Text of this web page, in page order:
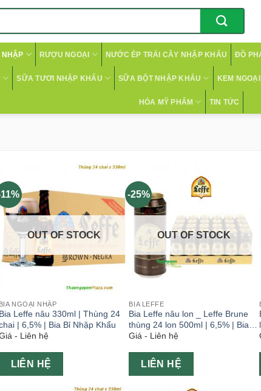
NHẬP RƯỢU NGOẠI NƯỚC ÉP TRÁI CÂY NHẬP KHẨU ĐỒ
SỮA TƯƠI NHẬP KHẨU SỮA BỘT NHẬP KHẨU KEM
HÓA MỸ PHẨM TIN TỨC
OUT OF STOCK
BIA NGOẠI NHẬP
Bia Leffe nâu 330ml | Thùng 24
| 6,5% | Bia Bỉ Nhập Khẩu
- Liên hệ
LIÊN HỆ
-25%
OUT OF STOCK
BIA LEFFE
Bia Leffe nâu lon _ Leffe Brune
thùng 24 lon 500ml | 6,5% | Bia Bỉ
Nhập Khẩu
Giá - Liên hệ
LIÊN HỆ